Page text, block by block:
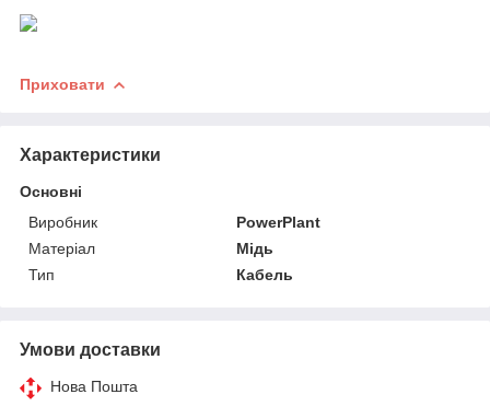
Приховати
Характеристики
Основні
Виробник
PowerPlant
Матеріал
Мідь
Тип
Кабель
Умови доставки
Нова Пошта